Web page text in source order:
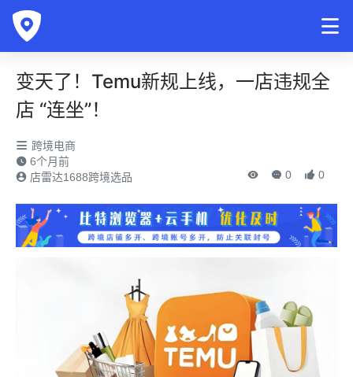
变天了！Temu新规上线，一店违规全
店 “连坐”！
跨境电商
6个月前
店雷达1688跨境选品
0 0